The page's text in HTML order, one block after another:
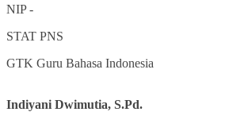
NIP-
STAT PNS
GTK Guru Bahasa Indonesia
Indiyani Dwimutia, S.Pd.